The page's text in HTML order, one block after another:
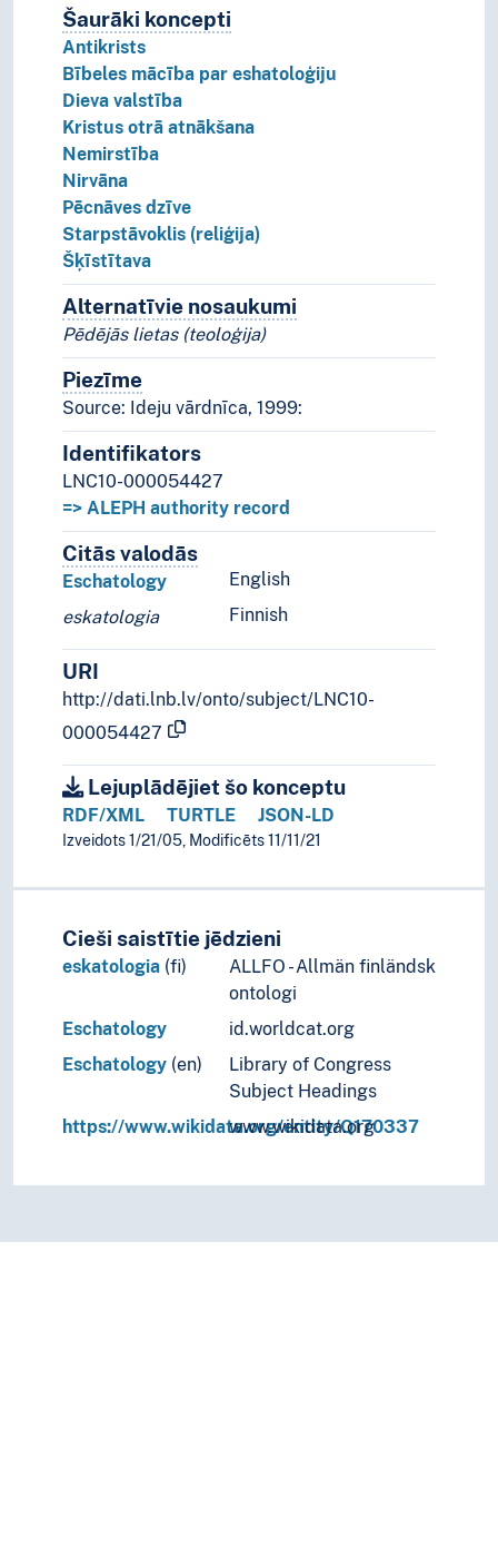
Šaurāki koncepti
Antikrists
Bībeles mācība par eshatoloģiju
Dieva valstība
Kristus otrā atnākšana
Nemirstība
Nirvāna
Pēcnāves dzīve
Starpstāvoklis (reliģija)
Šķīstītava
Alternatīvie nosaukumi
Pēdējās lietas (teoloģija)
PiezīmePiezīmes
Source: Ideju vārdnīca, 1999:
Identifikators
LNC10-000054427
=> ALEPH authority record
Citās valodāsTermini šim konceptam citās
English
Eschatology
Finnish
eskatologia
URI
http://dati.lnb.lv/onto/subject/LNC10-
000054427
Lejuplādējiet šo konceptu
RDF/XML TURTLE JSON-LD
Izveidots 1/21/05, Modificēts 11/11/21
Cieši saistītie jēdzieni
eskatologia (fi)
ALLFO - Allmän finländsk
ontologi
Eschatology
id.worldcat.org
Eschatology (en)
Library of Congress
Subject Headings
https://www.wikidata.org/entity/Q170337
www.wikidata.org